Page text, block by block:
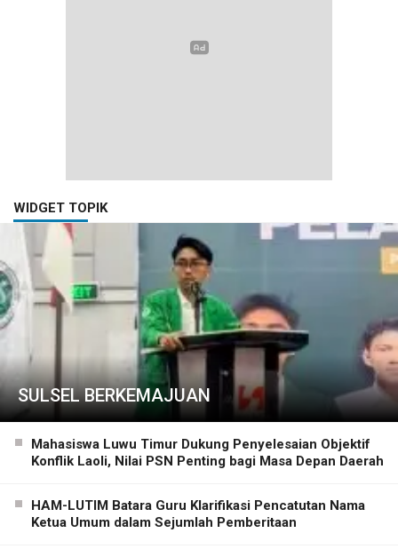
WIDGET TOPIK
SULSEL BERKEMAJUAN
Mahasiswa Luwu Timur Dukung Penyelesaian Objektif
Konflik Laoli, Nilai PSN Penting bagi Masa Depan Daerah
HAM-LUTIM Batara Guru Klarifikasi Pencatutan Nama
Ketua Umum dalam Sejumlah Pemberitaan